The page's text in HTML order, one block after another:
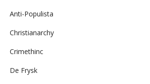
Anti-Populista
Christianarchy
Crimethinc
De Frysk